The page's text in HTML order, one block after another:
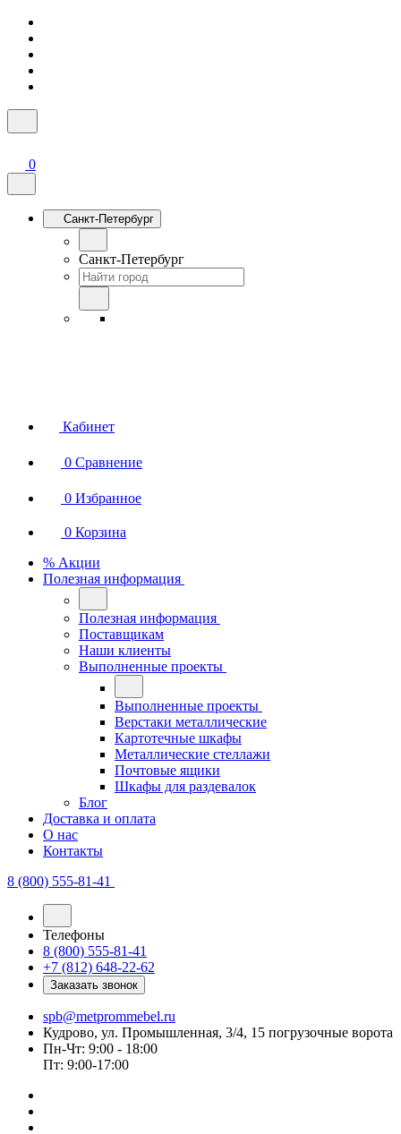
0
Санкт-Петербург
Санкт-Петербург
Кабинет
0 Сравнение
0 Избранное
0 Корзина
% Акции
Полезная информация
Полезная информация
Поставщикам
Наши клиенты
Выполненные проекты
Выполненные проекты
Верстаки металлические
Картотечные шкафы
Металлические стеллажи
Почтовые ящики
Шкафы для раздевалок
Блог
Доставка и оплата
О нас
Контакты
8 (800) 555-81-41
Телефоны
8 (800) 555-81-41
+7 (812) 648-22-62
Заказать звонок
spb@metprommebel.ru
Кудрово, ул. Промышленная, 3/4, 15 погрузочные ворота
Пн-Чт: 9:00 - 18:00
Пт: 9:00-17:00